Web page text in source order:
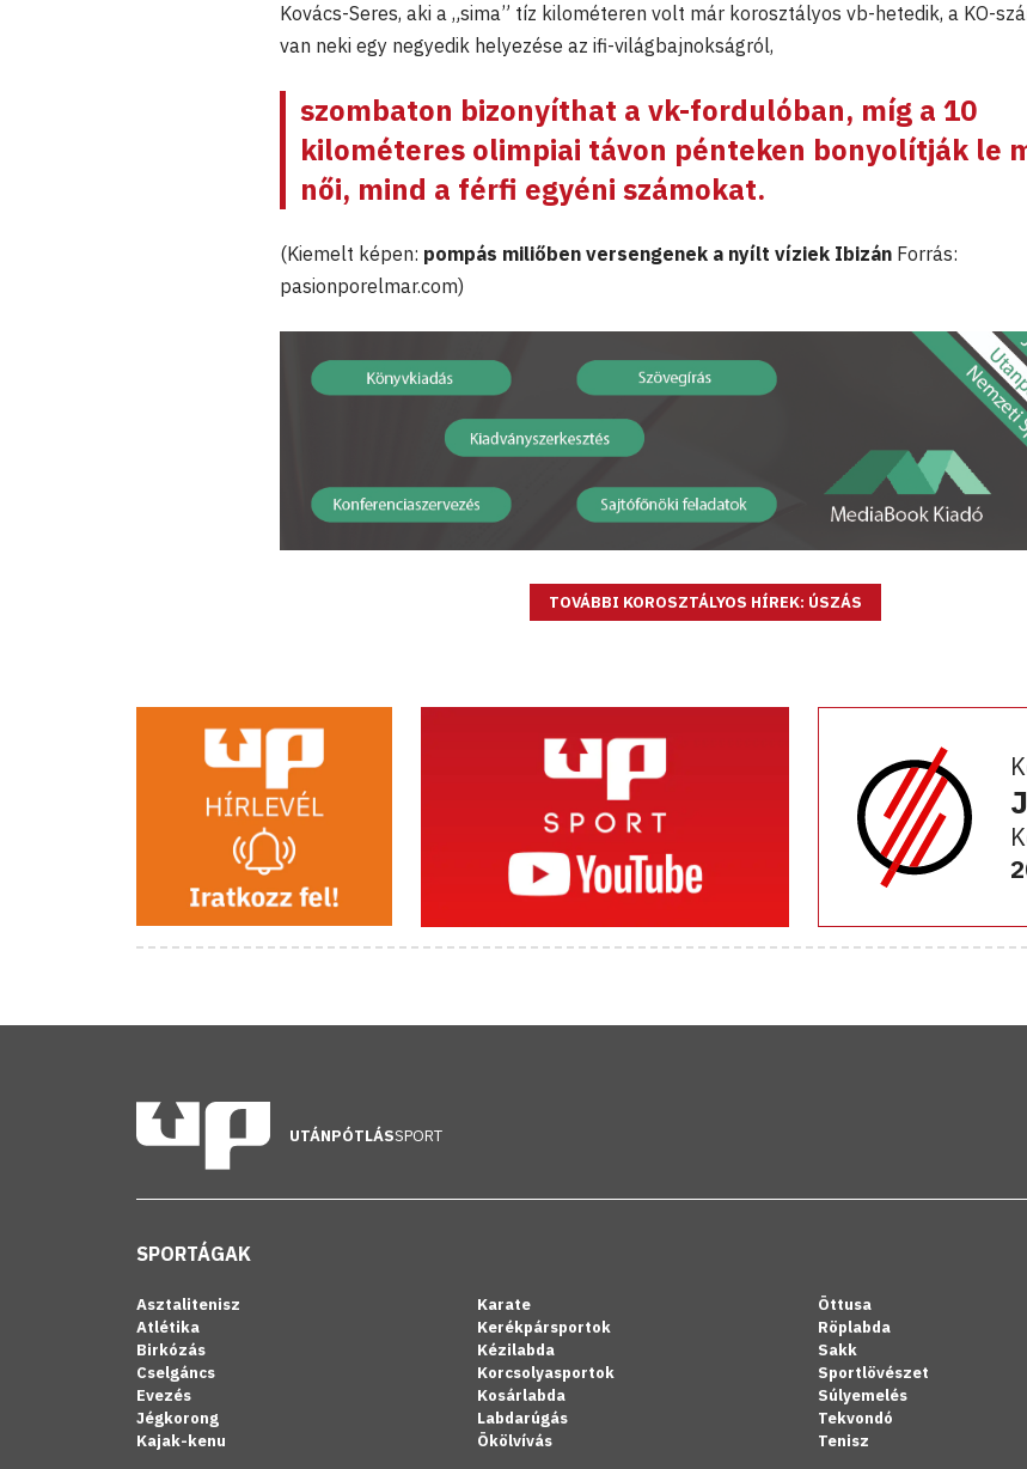
Kovács-Seres, aki a „sima” tíz kilométeren volt már korosztályos vb-hetedik, a KO-
van neki egy negyedik helyezése az ifi-világbajnokságról,
szombaton bizonyíthat a vk-fordulóban, míg a 10
kilométeres olimpiai távon pénteken bonyolítják le
női, mind a férfi egyéni számokat.
(Kiemelt képen: pompás miliőben versengenek a nyílt víziek Ibizán Forrás:
pasionporelmar.com)
TOVÁBBI KOROSZTÁLYOS HÍREK: ÚSZÁS
UTÁNPÓTLÁSSPORT
SPORTÁGAK
Asztalitenisz
Atlétika
Birkózás
Cselgáncs
Evezés
Jégkorong
Kajak-kenu
Karate
Kerékpársportok
Kézilabda
Korcsolyasportok
Kosárlabda
Labdarúgás
Ökölvívás
Öttusa
Röplabda
Sakk
Sportlövészet
Súlyemelés
Tekvondó
Tenisz